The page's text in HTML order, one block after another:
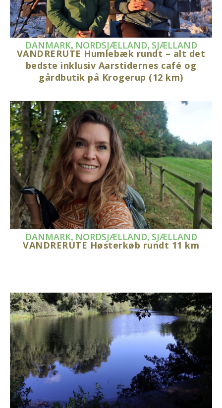
DANMARK, NORDSJÆLLAND, SJÆLLAND
VANDRERUTE Humlebæk rundt – alt det
bedste inklusiv Aarstidernes café og
gårdbutik på Krogerup (12 km)
DANMARK, NORDSJÆLLAND, SJÆLLAND
VANDRERUTE Høsterkøb rundt 11 km